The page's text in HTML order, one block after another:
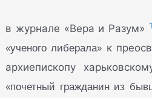
в журнале «Вера и Разум»
«ученого либерала»к
архиепископу
«почетный гражданин из